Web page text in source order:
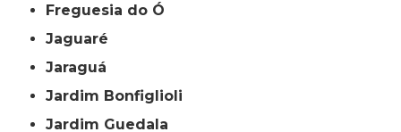
Freguesia do Ó
Jaguaré
Jaraguá
Jardim Bonfiglioli
Jardim Guedala